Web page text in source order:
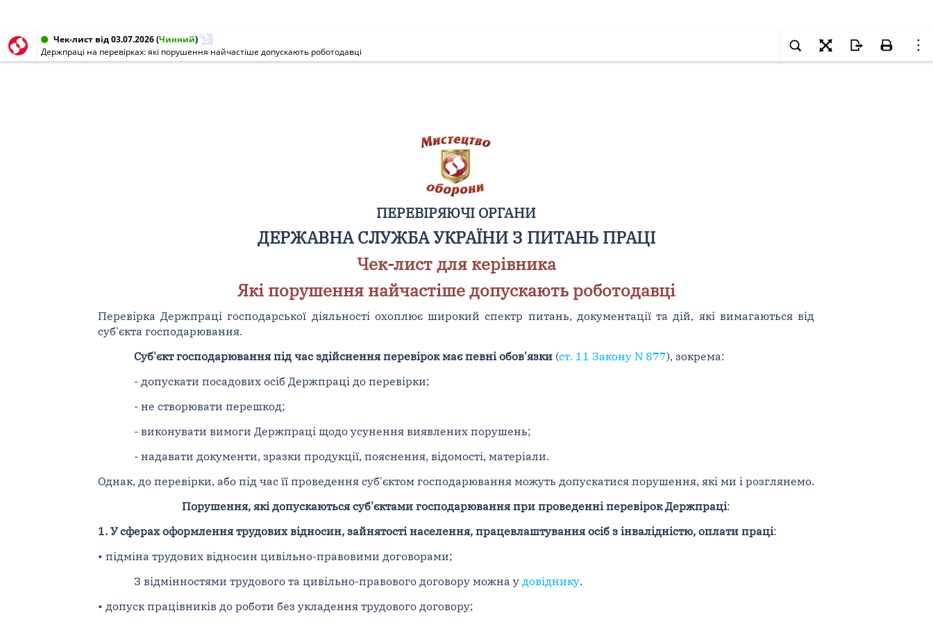
Чек-лист від 03.07.2026(Чинний)
Держпраці на перевірках: які порушення найчастіше допускають роботодавці
ПЕРЕВІРЯЮЧІ ОРГАНИ
ДЕРЖАВНА СЛУЖБА УКРАЇНИ З ПИТАНЬ ПРАЦІ
Чек-лист для керівника
Які порушення найчастіше допускають роботодавці
Перевірка Держпраці господарської діяльності охоплює широкий спектр питань, документації та дій, які вимагаються від
суб'єкта господарювання.
Суб'єкт господарювання під час здійснення перевірок має певні обов'язки(ст. 11 Закону N 877), зокрема:
- допускати посадових осіб Держпраці до перевірки;
- не створювати перешкод;
- виконувати вимоги Держпраці щодо усунення виявлених порушень;
- надавати документи, зразки продукції, пояснення, відомості, матеріали.
Однак, до перевірки, або під час її проведення суб'єктом господарювання можуть допускатися порушення, які ми і розглянемо.
Порушення, які допускаються суб'єктами господарювання при проведенні перевірок Держпраці:
1. У сферах оформлення трудових відносин, зайнятості населення, працевлаштування осіб з інвалідністю, оплати праці:
• підміна трудових відносин цивільно-правовими договорами;
З відмінностями трудового та цивільно-правового договору можна у довіднику.
• допуск працівників до роботи без укладення трудового договору;